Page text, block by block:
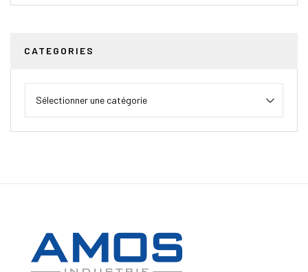
CATEGORIES